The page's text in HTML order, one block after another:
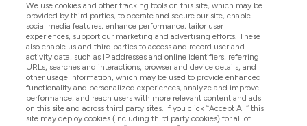
Pomoc I Informacja
Produkty
Informacje O Firmie
We use cookies and other tracking tools on this site, which may be
provided by third parties, to operate and secure our site, enable
social media features, enhance performance, tailor user
experiences, support our marketing and advertising efforts. These
also enable us and third parties to access and record user and
activity data, such as IP addresses and online identifiers, referring
URLs, searches and interactions, browser and device details, and
other usage information, which may be used to provide enhanced
functionality and personalized experiences, analyze and improve
performance, and reach users with more relevant content and ads
on this site and across third party sites. If you click “Accept All” this
site may deploy cookies (including third party cookies) for all of